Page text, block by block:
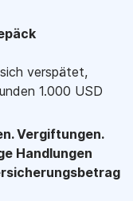
verspätet,
1.000 USD
Vergiftungen.
Handlungen